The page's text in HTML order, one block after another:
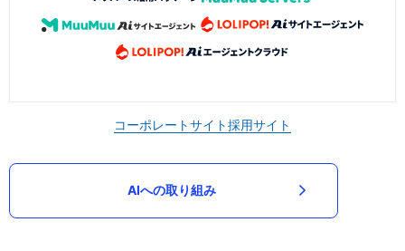
コーポレートサイト採用サイト
AIへの取り組み